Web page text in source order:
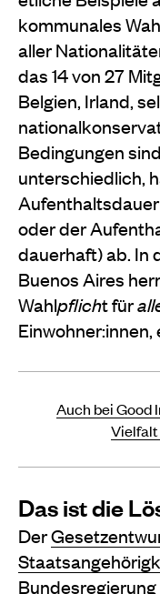
kommunales
aller
das 14 von 27
Belgien, Irland,
Bedingungen
unterschiedlich,
oder der
dauerhaft) ab. In
Buenos Aires
Wahlpflicht für
Auch bei Good
Vielfalt
Das ist die
Der